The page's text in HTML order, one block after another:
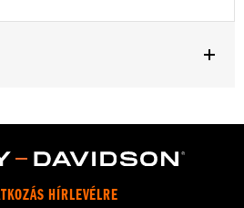
HÍRLEVÉLRE